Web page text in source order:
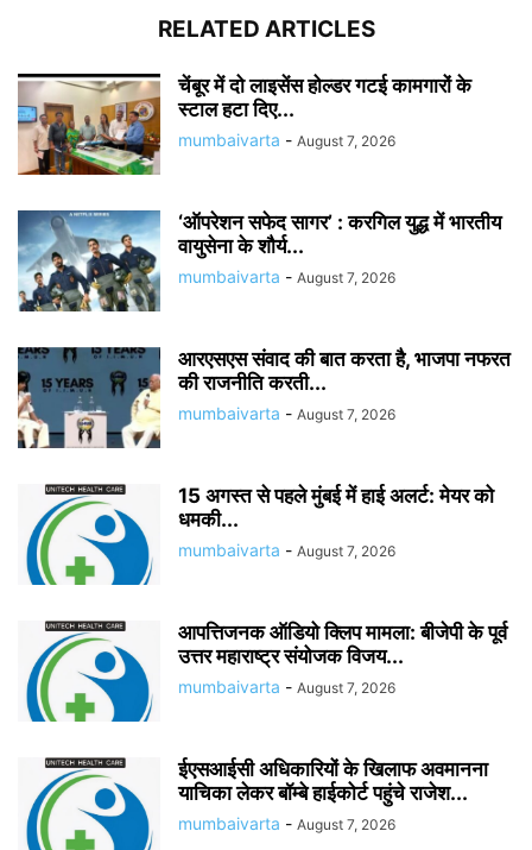
RELATED ARTICLES
चेंबूर में दो लाइसेंस होल्डर गटई कामगारों के
स्टाल हटा दिए...
mumbaivarta - August 7, 2026
‘ऑपरेशन सफेद सागर’ : करगिल युद्ध में भारतीय
वायुसेना के शौर्य...
mumbaivarta - August 7, 2026
आरएसएस संवाद की बात करता है, भाजपा नफरत
की राजनीति करती...
mumbaivarta - August 7, 2026
15 अगस्त से पहले मुंबई में हाई अलर्ट: मेयर को
धमकी...
mumbaivarta - August 7, 2026
आपत्तिजनक ऑडियो क्लिप मामला: बीजेपी के पूर्व
उत्तर महाराष्ट्र संयोजक विजय...
mumbaivarta - August 7, 2026
ईएसआईसी अधिकारियों के खिलाफ अवमानना
याचिका लेकर बॉम्बे हाईकोर्ट पहुंचे राजेश...
mumbaivarta - August 7, 2026